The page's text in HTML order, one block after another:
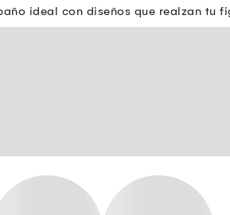
ideal con diseños que realzan tu